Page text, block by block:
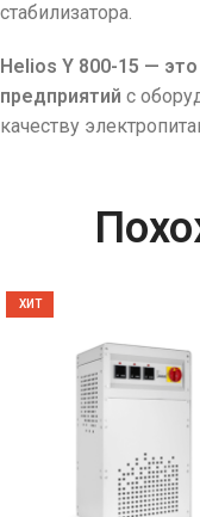
стабилизатора.
Helios Y 800-15 —
предприятий с
качеству
ХИТ